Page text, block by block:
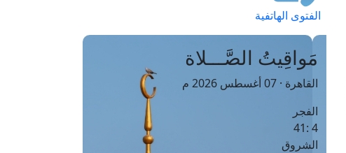
الفتوى الهاتفية
مَواقِيتُ الصَّـــلاة
القاهرة · 07 أغسطس 2026 م
الفجر
4 :41
الشروق